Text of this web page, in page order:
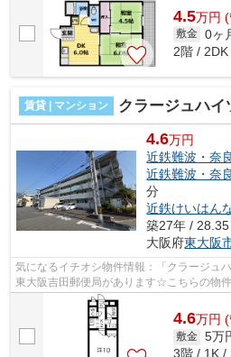
4.5万円
敷金 0ヶ
2階 /
賃貸 | マンション クラージュハイ
4.6万円
近鉄難波・奈
近鉄難波・奈
分
近鉄けいはん
築27年 / 28.35
大阪府東大阪
気になるイチオシ物件情報：「クラージュ
東大阪吉田郵便局があります☆こちらの物
いので、清々しい朝を迎えることのできる
4.6万円
敷金 5万
3階 / 1K /